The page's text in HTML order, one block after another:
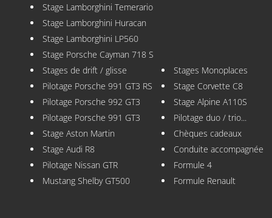
Stage Lamborghini Temerario
Stage Lamborghini Huracan
Stage Lamborghini LP560
Stage Porsche Cayman 718 S
Stages de drift / glisse
Pilotage Porsche 991 GT3 RS
Pilotage Porsche 992 GT3
Pilotage Porsche 991 GT3
Stage Aston Martin
Stage Audi R8
Pilotage Nissan GTR
Mustang Shelby GT500
Stages Monoplaces
Stage Corvette C8
Stage Alpine A110S
Pilotage duo / trio...
Chèques cadeaux
Conduite accompagnée
Formule 4
Formule Renault